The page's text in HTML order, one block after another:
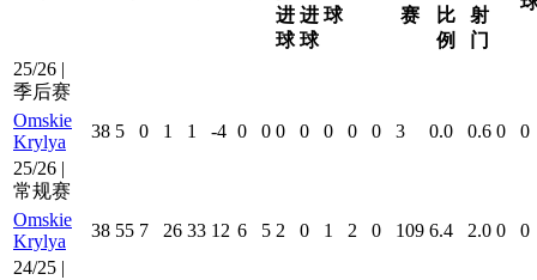
进
球
进
球
球
赛
比
例
射
门
25/26 |
季后赛
Omskie
Krylya
38 5 0 1 1 -4 0 0 0 0 0 0 0 3 0.0 0.6 0
0
25/26 |
常规赛
Omskie
Krylya
38 55 7 26 33 12 6 5 2 0 1 2 0 109 6.4 2.0 0
0
24/25 |